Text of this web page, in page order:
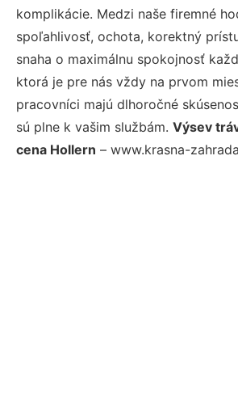
komplikácie. Medzi naše firemné
spoľahlivosť, ochota, korektný
snaha o maximálnu spokojnosť
ktorá je pre nás vždy na prvom
pracovníci majú dlhoročné
sú plne k vašim službám. Výsev
cena Hollern – www.krasna-